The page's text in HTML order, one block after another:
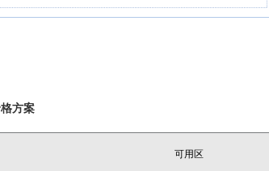
方案
可用区